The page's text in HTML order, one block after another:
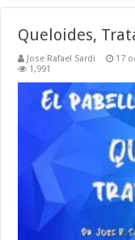
Queloides,
Jose Rafael Sardi 17
1,991